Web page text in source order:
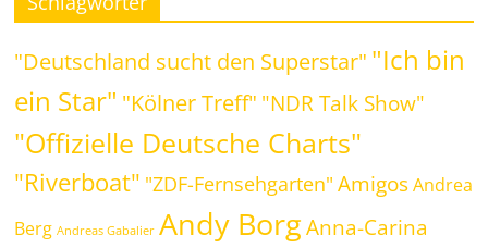
"Deutschland sucht den Superstar" "Ich bin
ein Star" "Kölner Treff" "NDR Talk Show"
"Offizielle Deutsche Charts"
"Riverboat" "ZDF-Fernsehgarten" Amigos Andrea
Berg Andreas Gabalier Andy Borg Anna-Carina